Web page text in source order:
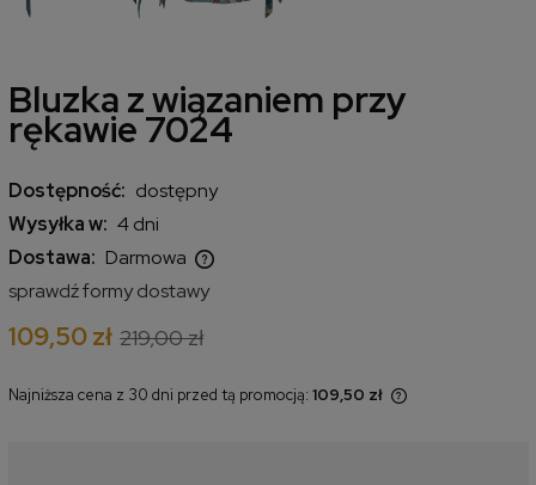
Bluzka z wiązaniem przy
rękawie 7024
Dostępność: dostępny
Wysyłka w: 4 dni
Dostawa: Darmowa
Cena nie zawiera ewentualnych kosztów płatności
sprawdź formy dostawy
109,50 zł 219,00 zł
Najniższa cena z 30 dni przed tą promocją: 109,50 zł